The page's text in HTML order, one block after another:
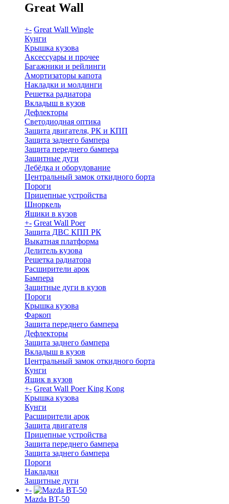
Great Wall
+- Great Wall Wingle
Кунги
Крышка кузова
Аксессуары и прочее
Багажники и рейлинги
Амортизаторы капота
Накладки и молдинги
Решетка радиатора
Вкладыш в кузов
Дефлекторы
Светодиодная оптика
Защита двигателя, РК и КПП
Защита заднего бампера
Защита переднего бампера
Защитные дуги
Лебёдка и оборудование
Центральный замок откидного борта
Пороги
Прицепные устройства
Шноркель
Ящики в кузов
+- Great Wall Poer
Защита ДВС КПП РК
Выкатная платформа
Делитель кузова
Решетка радиатора
Расширители арок
Бампера
Защитные дуги в кузов
Пороги
Крышка кузова
Фаркоп
Защита переднего бампера
Дефлекторы
Защита заднего бампера
Вкладыш в кузов
Центральный замок откидного борта
Кунги
Ящик в кузов
+- Great Wall Poer King Kong
Крышка кузова
Кунги
Расширители арок
Защита двигателя
Прицепные устройства
Защита переднего бампера
Защита заднего бампера
Пороги
Накладки
Защитные дуги
+-
Mazda BT-50